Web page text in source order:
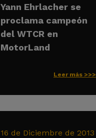
Yann Ehrlacher se
proclama campeón
del WTCR en
MotorLand
Leer más >>>
16 de Diciembre de 2013